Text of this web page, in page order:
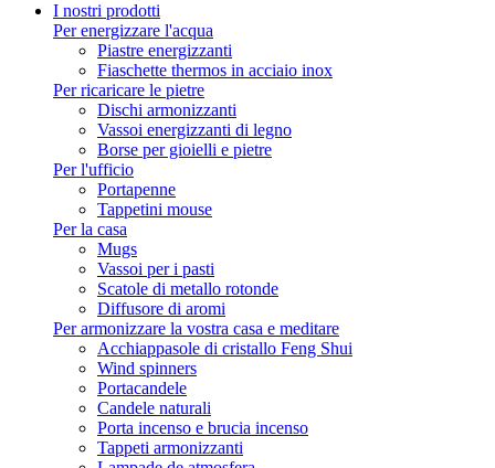
I nostri prodotti
Per energizzare l'acqua
Piastre energizzanti
Fiaschette thermos in acciaio inox
Per ricaricare le pietre
Dischi armonizzanti
Vassoi energizzanti di legno
Borse per gioielli e pietre
Per l'ufficio
Portapenne
Tappetini mouse
Per la casa
Mugs
Vassoi per i pasti
Scatole di metallo rotonde
Diffusore di aromi
Per armonizzare la vostra casa e meditare
Acchiappasole di cristallo Feng Shui
Wind spinners
Portacandele
Candele naturali
Porta incenso e brucia incenso
Tappeti armonizzanti